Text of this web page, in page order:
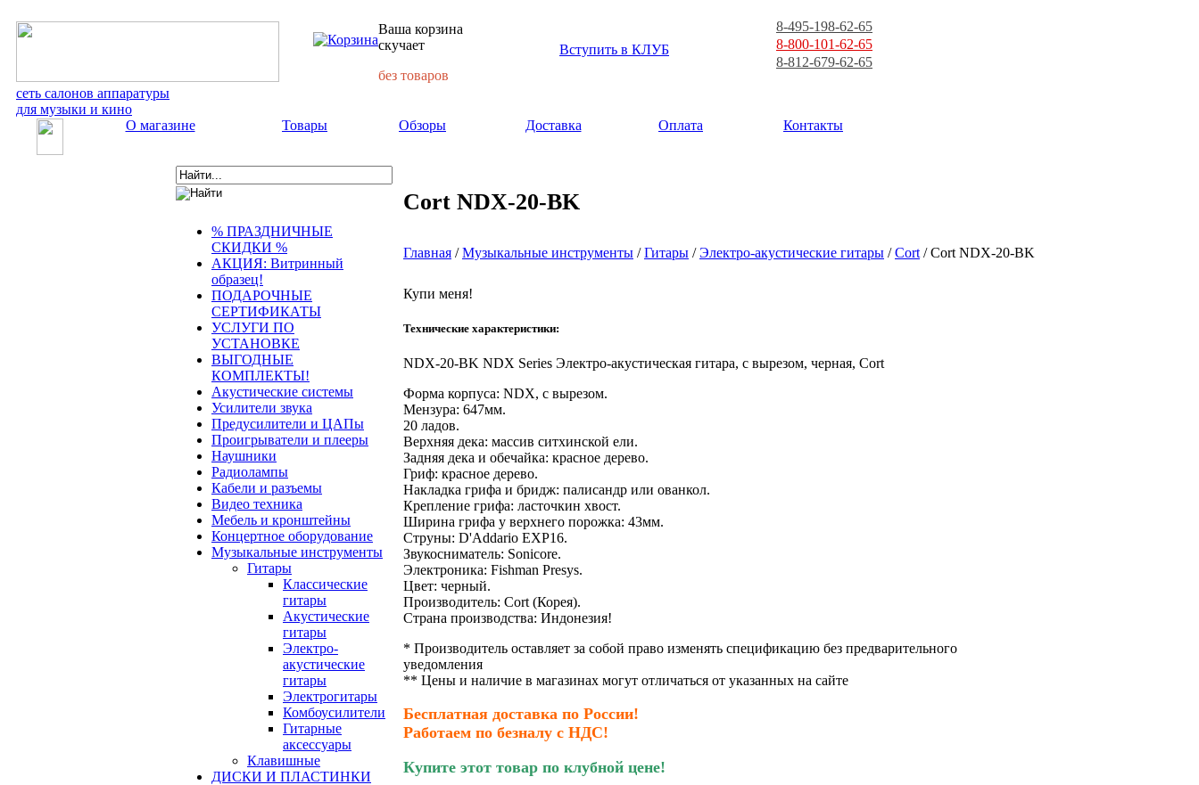
сеть салонов аппаратуры
для музыки и кино
Ваша корзина
скучает
без товаров
Вступить в КЛУБ
8-495-198-62-65
8-800-101-62-65
8-812-679-62-65
О магазине Товары Обзоры Доставка Оплата Контакты
% ПРАЗДНИЧНЫЕ
СКИДКИ %
АКЦИЯ: Витринный
образец!
ПОДАРОЧНЫЕ
СЕРТИФИКАТЫ
УСЛУГИ ПО
УСТАНОВКЕ
ВЫГОДНЫЕ
КОМПЛЕКТЫ!
Акустические системы
Усилители звука
Предусилители и ЦАПы
Проигрыватели и плееры
Наушники
Радиолампы
Кабели и разъемы
Видео техника
Мебель и кронштейны
Концертное оборудование
Музыкальные инструменты
Гитары
Классические
гитары
Акустические
гитары
Электро-
акустические
гитары
Электрогитары
Комбоусилители
Гитарные
аксессуары
Клавишные
ДИСКИ И ПЛАСТИНКИ
Cort NDX-20-BK
Главная /Музыкальные инструменты /Гитары /Электро-акустические гитары /Cort / Cort NDX-20-BK
Купи меня!
Технические характеристики:
NDX-20-BK NDX Series Электро-акустическая гитара, с вырезом, черная, Cort
Форма корпуса: NDX, с вырезом.
Мензура: 647мм.
20 ладов.
Верхняя дека: массив ситхинской ели.
Задняя дека и обечайка: красное дерево.
Гриф: красное дерево.
Накладка грифа и бридж: палисандр или ованкол.
Крепление грифа: ласточкин хвост.
Ширина грифа у верхнего порожка: 43мм.
Струны: D'Addario EXP16.
Звукосниматель: Sonicore.
Электроника: Fishman Presys.
Цвет: черный.
Производитель: Cort (Корея).
Страна производства: Индонезия!
* Производитель оставляет за собой право изменять спецификацию без предварительного
уведомления
** Цены и наличие в магазинах могут отличаться от указанных на сайте
Бесплатная доставка по России!
Работаем по безналу с НДС!
Купите этот товар по клубной цене!